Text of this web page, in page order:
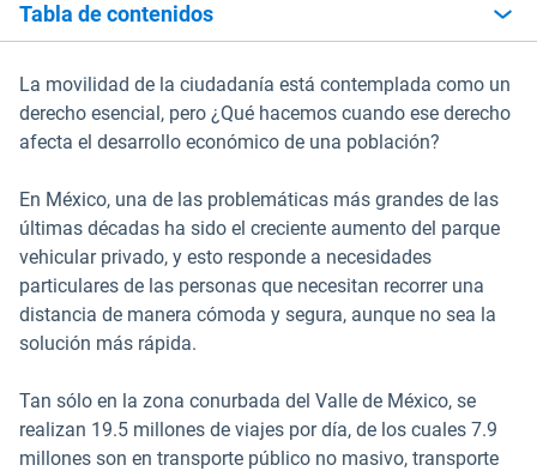
Tabla de contenidos
La movilidad de la ciudadanía está contemplada como un
derecho esencial, pero ¿Qué hacemos cuando ese derecho
afecta el desarrollo económico de una población?
En México, una de las problemáticas más grandes de las
últimas décadas ha sido el creciente aumento del parque
vehicular privado, y esto responde a necesidades
particulares de las personas que necesitan recorrer una
distancia de manera cómoda y segura, aunque no sea la
solución más rápida.
Tan sólo en la zona conurbada del Valle de México, se
realizan 19.5 millones de viajes por día, de los cuales 7.9
millones son en transporte público no masivo, transporte